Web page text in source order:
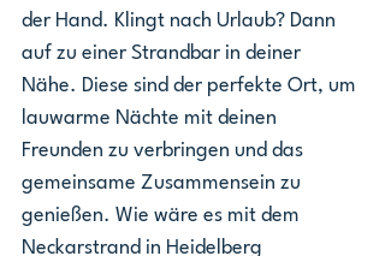
der Hand. Klingt nach Urlaub? Dann
auf zu einer Strandbar in deiner
Nähe. Diese sind der perfekte Ort, um
lauwarme Nächte mit deinen
Freunden zu verbringen und das
gemeinsame Zusammensein zu
genießen. Wie wäre es mit dem
Neckarstrand in Heidelberg